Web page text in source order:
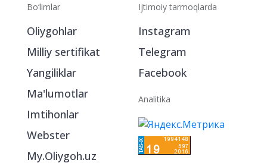
Bo‘limlar
Oliygohlar
Milliy sertifikat
Yangiliklar
Ma'lumotlar
Imtihonlar
Webster
My.Oliygoh.uz
Ijtimoiy tarmoqlarda
Instagram
Telegram
Facebook
Analitika